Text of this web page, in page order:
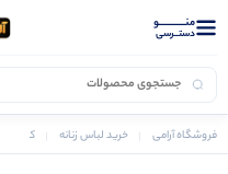
منــــــــــــو
دستــرسی
فروشگاه آرامی خرید لباس زنانه کراپ زنانه